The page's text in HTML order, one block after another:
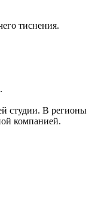
тиснения.
студии. В регионы
компанией.